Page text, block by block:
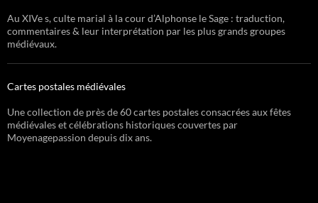
Au XIVe s, culte marial à la cour d’Alphonse le Sage : traduction,
commentaires & leur interprétation par les plus grands groupes
médiévaux.
Cartes postales médiévales
Une collection de près de 60 cartes postales consacrées aux fêtes
médiévales et célébrations historiques couvertes par
Moyenagepassion depuis dix ans.